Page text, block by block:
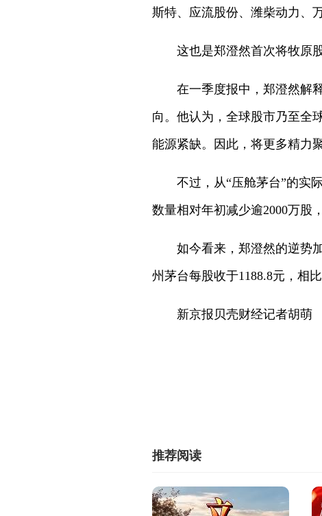
斯特、应流股份、潍柴动力、
这也是郑澄然首次将牧原
在一季度报中，郑澄然解
向。他认为，全球股市乃至全
能源紧缺。因此，将更多精力
不过，从“压舱茅台”的实
数量相对年初减少逾2000万股
如今看来，郑澄然的逆势
州茅台每股收于1188.8元，相
新京报贝壳财经记者胡萌
推荐阅读